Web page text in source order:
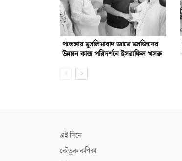
পতেঙ্গায় মুসলিমাবাদ জামে মসজিদের
উন্নয়ন কাজ পরিদর্শনে ইসরাফিল খসরু
এই দিনে
কৌতুক কণিকা